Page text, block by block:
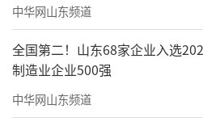
02近场引力，在廊
OPC企业虽然团队
岛”。相反，这些企业对
共平台有着极高依赖。
中华网山东频道
全国第二！山东68家企业入选
制造业企业500强
中华网山东频道